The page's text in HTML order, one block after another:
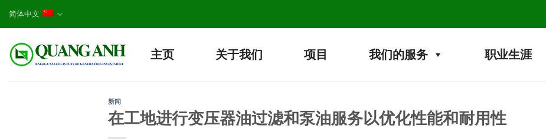
简体中文
主页 关于我们 项目 我们的服务 职业生涯
新闻
在工地进行变压器油过滤和泵油服务以优化性能和耐用性